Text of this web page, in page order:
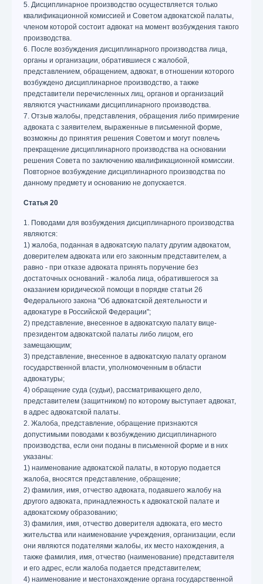
5. Дисциплинарное производство осуществляется только
квалификационной комиссией и Советом адвокатской палаты,
членом которой состоит адвокат на момент возбуждения такого
производства.
6. После возбуждения дисциплинарного производства лица,
органы и организации, обратившиеся с жалобой,
представлением, обращением, адвокат, в отношении которого
возбуждено дисциплинарное производство, а также
представители перечисленных лиц, органов и организаций
являются участниками дисциплинарного производства.
7. Отзыв жалобы, представления, обращения либо примирение
адвоката с заявителем, выраженные в письменной форме,
возможны до принятия решения Советом и могут повлечь
прекращение дисциплинарного производства на основании
решения Совета по заключению квалификационной комиссии.
Повторное возбуждение дисциплинарного производства по
данному предмету и основанию не допускается.
Статья 20
1. Поводами для возбуждения дисциплинарного производства
являются:
1) жалоба, поданная в адвокатскую палату другим адвокатом,
доверителем адвоката или его законным представителем, а
равно - при отказе адвоката принять поручение без
достаточных оснований - жалоба лица, обратившегося за
оказанием юридической помощи в порядке статьи 26
Федерального закона "Об адвокатской деятельности и
адвокатуре в Российской Федерации";
2) представление, внесенное в адвокатскую палату вице-
президентом адвокатской палаты либо лицом, его
замещающим;
3) представление, внесенное в адвокатскую палату органом
государственной власти, уполномоченным в области
адвокатуры;
4) обращение суда (судьи), рассматривающего дело,
представителем (защитником) по которому выступает адвокат,
в адрес адвокатской палаты.
2. Жалоба, представление, обращение признаются
допустимыми поводами к возбуждению дисциплинарного
производства, если они поданы в письменной форме и в них
указаны:
1) наименование адвокатской палаты, в которую подается
жалоба, вносятся представление, обращение;
2) фамилия, имя, отчество адвоката, подавшего жалобу на
другого адвоката, принадлежность к адвокатской палате и
адвокатскому образованию;
3) фамилия, имя, отчество доверителя адвоката, его место
жительства или наименование учреждения, организации, если
они являются подателями жалобы, их место нахождения, а
также фамилия, имя, отчество (наименование) представителя
и его адрес, если жалоба подается представителем;
4) наименование и местонахождение органа государственной